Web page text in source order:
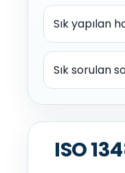
Sık yapılan
Sık sorulan
ISO